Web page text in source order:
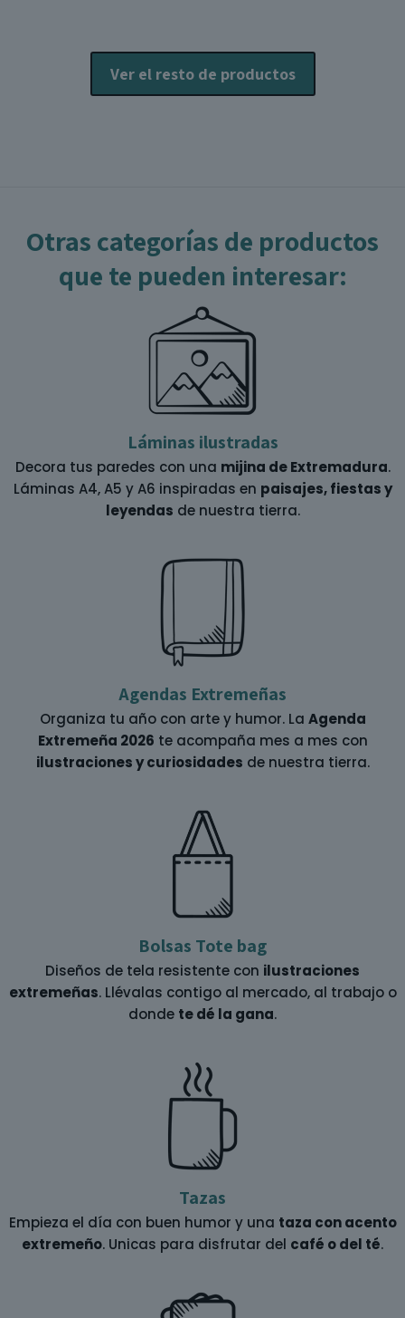
elegir
en
la
Ver el resto de productos
Otras categorías de productos
que te pueden interesar:
Láminas ilustradas
Decora tus paredes con una mijina de Extremadura.
Láminas A4, A5 y A6 inspiradas en paisajes, fiestas y
leyendas de nuestra tierra.
Agendas Extremeñas
Organiza tu año con arte y humor. La Agenda
Extremeña 2026 te acompaña mes a mes con
ilustraciones y curiosidades de nuestra tierra.
Bolsas Tote bag
Diseños de tela resistente con ilustraciones
extremeñas. Llévalas contigo al mercado, al trabajo o
donde te dé la gana.
Tazas
Empieza el día con buen humor y una taza con acento
extremeño. Unicas para disfrutar del café o del té.